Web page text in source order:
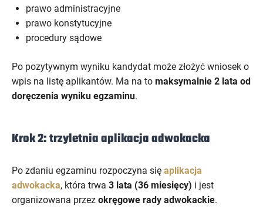
prawo administracyjne
prawo konstytucyjne
procedury sądowe
Po pozytywnym wyniku kandydat może złożyć wniosek o
wpis na listę aplikantów. Ma na to maksymalnie 2 lata od
doręczenia wyniku egzaminu.
Krok 2: trzyletnia aplikacja adwokacka
Po zdaniu egzaminu rozpoczyna się aplikacja
adwokacka, która trwa 3 lata (36 miesięcy) i jest
organizowana przez okręgowe rady adwokackie.